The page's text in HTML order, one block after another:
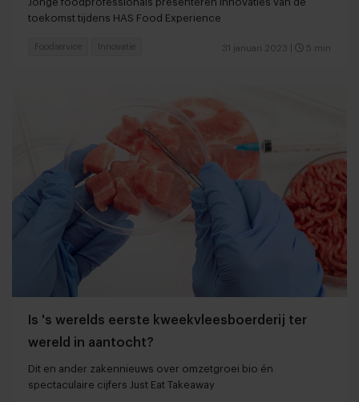
toekomst tijdens HAS Food Experience
31 januari 2023 5 min
Foodservice Innovatie
Is 's werelds eerste kweekvleesboerderij ter
wereld in aantocht?
Dit en ander zakennieuws over omzetgroei bio én
spectaculaire cijfers Just Eat Takeaway